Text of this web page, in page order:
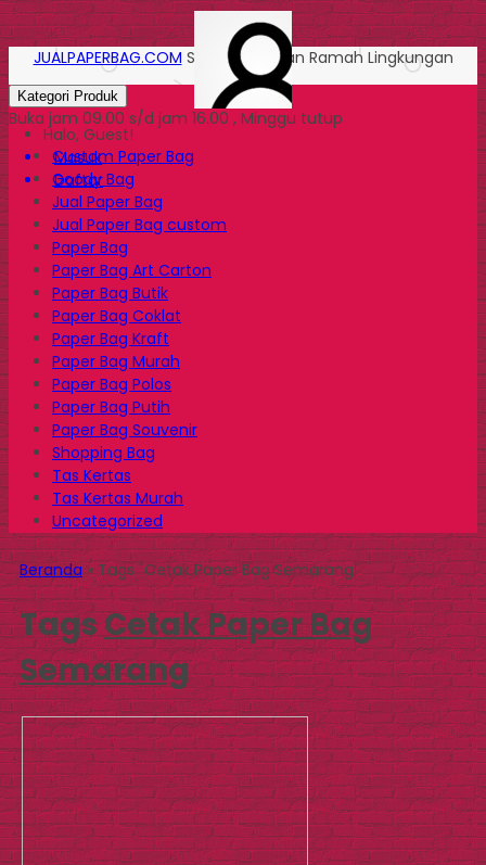
Halo, Guest!
Masuk
Daftar
JUALPAPERBAG.COM Solusi Kemasan Ramah Lingkungan
Kategori Produk
Buka jam 09.00 s/d jam 16.00 , Minggu tutup
Custom Paper Bag
Goody Bag
Jual Paper Bag
Jual Paper Bag custom
Paper Bag
Paper Bag Art Carton
Paper Bag Butik
Paper Bag Coklat
Paper Bag Kraft
Paper Bag Murah
Paper Bag Polos
Paper Bag Putih
Paper Bag Souvenir
Shopping Bag
Tas Kertas
Tas Kertas Murah
Uncategorized
Beranda»Tags "Cetak Paper Bag Semarang"
TagsCetak Paper Bag
Semarang